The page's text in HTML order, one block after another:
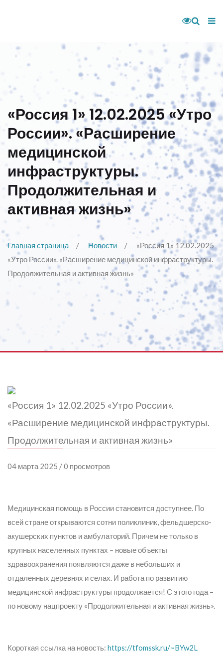
«Россия 1» 12.02.2025 «Утро
России». «Расширение
медицинской
инфраструктуры.
Продолжительная и
активная жизнь»
Главная страница Новости
«Россия 1» 12.02.2025
«Утро России». «Расширение медицинской инфраструктуры.
Продолжительная и активная жизнь»
«Россия 1» 12.02.2025 «Утро России».
«Расширение медицинской инфраструктуры.
Продолжительная и активная жизнь»
04 марта 2025 / 0 просмотров
Медицинская помощь в России становится доступнее. По
всей стране открываются сотни поликлиник, фельдшерско-
акушерских пунктов и амбулаторий. Причем не только в
крупных населенных пунктах – новые объекты
здравоохранения появляются даже в небольших и
отдаленных деревнях и селах. И работа по развитию
медицинской инфраструктуры продолжается! С этого года –
по новому нацпроекту «Продолжительная и активная жизнь».
Короткая ссылка на новость: https://tfomssk.ru/~BYw2L